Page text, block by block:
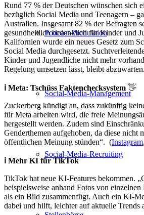
Podcast-Produktion
Social-Media-Management
Social-Media-Recruiting
Rund 77 % der Deutschen wünschen sich
bezüglich Social Media und Teenagern –
Australien. Insgesamt 82 % der Befragten
gesundheitlich bedenklich für Kinder und
Kalifornien wurde ein neues Gesetz zum
Social Media durchgesetzt.
Kinder und Jugendliche nicht mehr
Regelung umsetzen lässt, bleibt
ℹ️ Meta: Tschüss Faktenchecksystem 👋
Zuckerberg kündigt an, dass zukünftig
für Meta arbeiten wird, die freie
hergestellt werden. Zudem sind
Genderthemen aufgehoben, da diese nicht
öffentlichen Meinung stünden“. (Instagram,
ℹ️ Mehr KI für TikTok
TikTok hat neue KI-Features bekommen.
beispielsweise anhand Fotos von
als ein Bild zusammenfügt. Auch ein KI-
dabei und hilft, leichter auf aktuelle Trends